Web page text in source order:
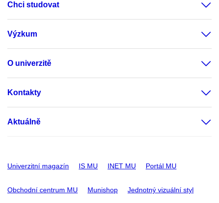
Chci studovat
Výzkum
O univerzitě
Kontakty
Aktuálně
Univerzitní magazín IS MU INET MU Portál MU
Obchodní centrum MU Munishop Jednotný vizuální styl